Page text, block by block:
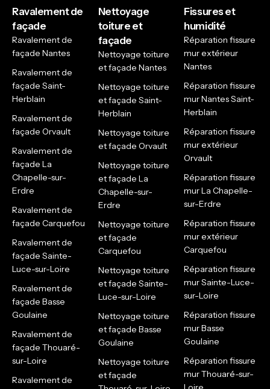
Ravalement de
façade
Ravalement de
façade Nantes
Ravalement de
façade Saint-
Herblain
Ravalement de
façade Orvault
Ravalement de
façade La
Chapelle-sur-
Erdre
Ravalement de
façade Carquefou
Ravalement de
façade Sainte-
Luce-sur-Loire
Ravalement de
façade Basse
Goulaine
Ravalement de
façade Thouaré-
sur-Loire
Ravalement de
Nettoyage
toiture et
façade
Nettoyage toiture
et façade Nantes
Nettoyage toiture
et façade Saint-
Herblain
Nettoyage toiture
et façade Orvault
Nettoyage toiture
et façade La
Chapelle-sur-
Erdre
Nettoyage toiture
et façade
Carquefou
Nettoyage toiture
et façade Sainte-
Luce-sur-Loire
Nettoyage toiture
et façade Basse
Goulaine
Nettoyage toiture
et façade
Fissures et
humidité
Réparation fissure
mur extérieur
Nantes
Réparation fissure
mur Nantes Saint-
Herblain
Réparation fissure
mur extérieur
Orvault
Réparation fissure
mur La Chapelle-
sur-Erdre
Réparation fissure
mur extérieur
Carquefou
Réparation fissure
mur Sainte-Luce-
sur-Loire
Réparation fissure
mur Basse
Goulaine
Réparation fissure
mur Thouaré-sur-